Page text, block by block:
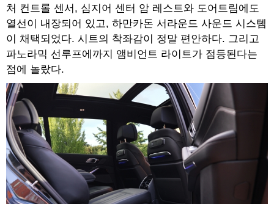
처 컨트롤 센서, 심지어 센터 암 레스트와 도어트림에도
열선이 내장되어 있고, 하만카돈 서라운드 사운드 시스템
이 채택되었다. 시트의 착좌감이 정말 편안하다. 그리고
파노라믹 선루프에까지 앰비언트 라이트가 점등된다는
점에 놀랐다.